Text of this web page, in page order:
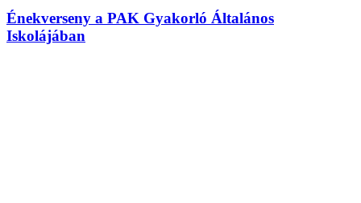
Énekverseny a PAK Gyakorló Általános
Iskolájában